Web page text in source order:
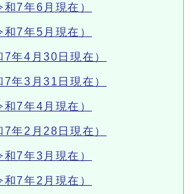
7年6月現在）
7年5月現在）
年4月30日現在）
年3月31日現在）
7年4月現在）
年2月28日現在）
7年3月現在）
7年2月現在）